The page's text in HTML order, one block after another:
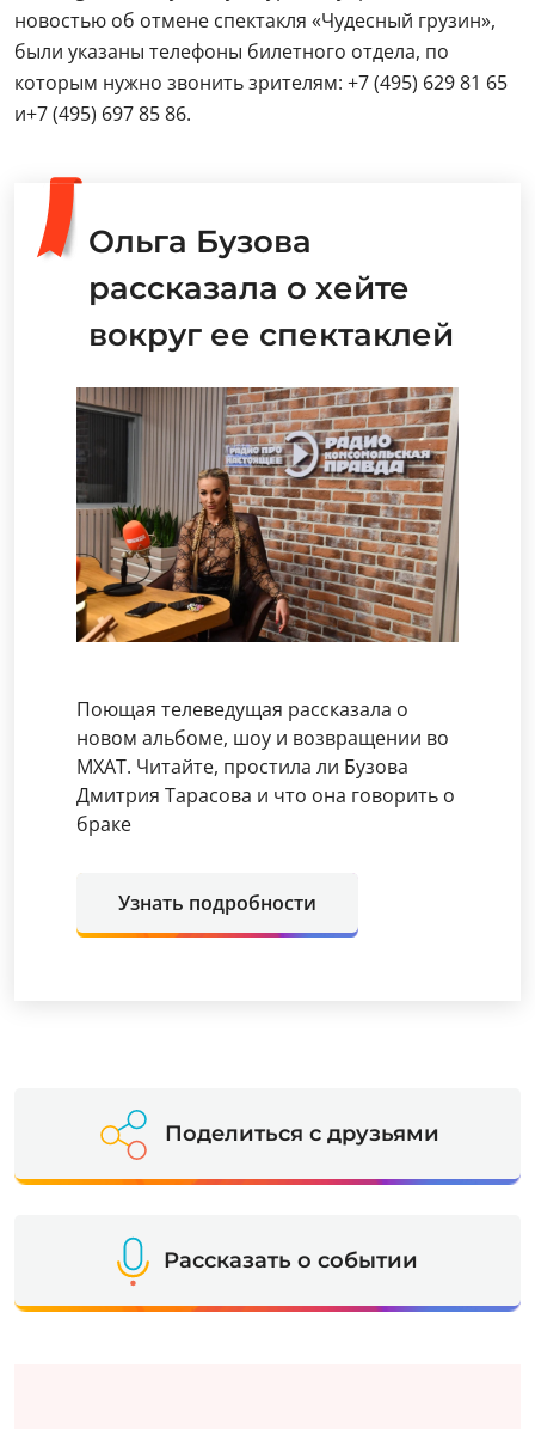
новостью об отмене спектакля «Чудесный грузин»,
были указаны телефоны билетного отдела, по
которым нужно звонить зрителям: +7 (495) 629 81 65
и+7 (495) 697 85 86.
Ольга Бузова
рассказала о хейте
вокруг ее спектаклей
Поющая телеведущая рассказала о
новом альбоме, шоу и возвращении во
МХАТ. Читайте, простила ли Бузова
Дмитрия Тарасова и что она говорить о
браке
Узнать подробности
Поделиться с друзьями
Рассказать о событии